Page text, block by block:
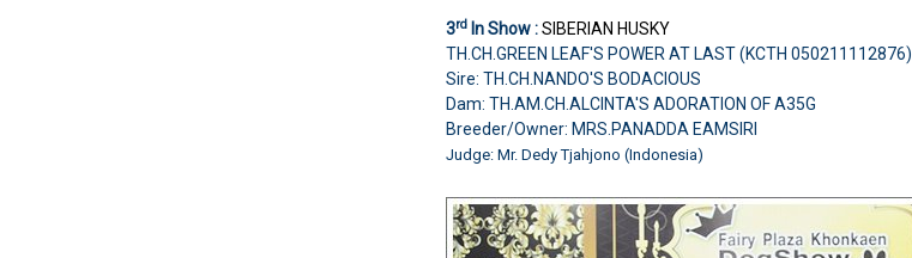
3rd In Show :SIBERIAN HUSKY
TH.CH.GREEN LEAF'S POWER AT LAST (KCTH 050211112876)
Sire: TH.CH.NANDO'S BODACIOUS
Dam: TH.AM.CH.ALCINTA'S ADORATION OF A35G
Breeder/Owner: MRS.PANADDA EAMSIRI
Judge: Mr. Dedy Tjahjono (Indonesia)